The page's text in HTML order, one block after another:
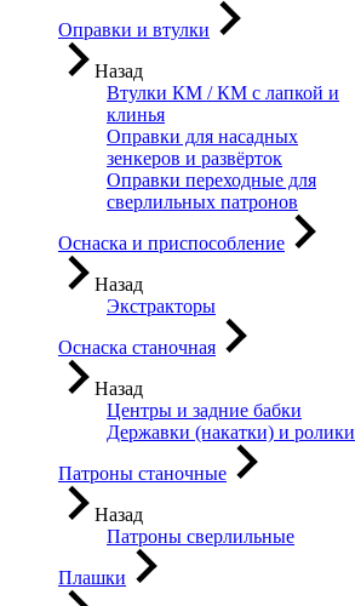
Оправки и втулки
Назад
Втулки КМ / КМ с лапкой и
клинья
Оправки для насадных
зенкеров и развёрток
Оправки переходные для
сверлильных патронов
Оснаска и приспособление
Назад
Экстракторы
Оснаска станочная
Назад
Центры и задние бабки
Державки (накатки) и ролики
Патроны станочные
Назад
Патроны сверлильные
Плашки